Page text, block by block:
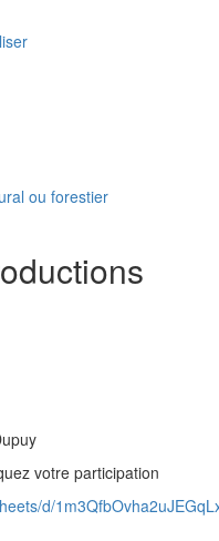
ou forestier
votre participation
d/